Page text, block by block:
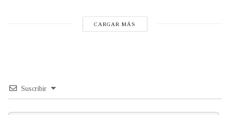
CARGAR MÁS
Suscribir